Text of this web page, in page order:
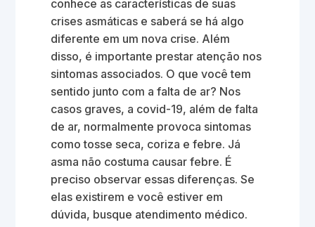
conhece as características de suas
crises asmáticas e saberá se há algo
diferente em um nova crise. Além
disso, é importante prestar atenção nos
sintomas associados. O que você tem
sentido junto com a falta de ar? Nos
casos graves, a covid-19, além de falta
de ar, normalmente provoca sintomas
como tosse seca, coriza e febre. Já
asma não costuma causar febre. É
preciso observar essas diferenças. Se
elas existirem e você estiver em
dúvida, busque atendimento médico.